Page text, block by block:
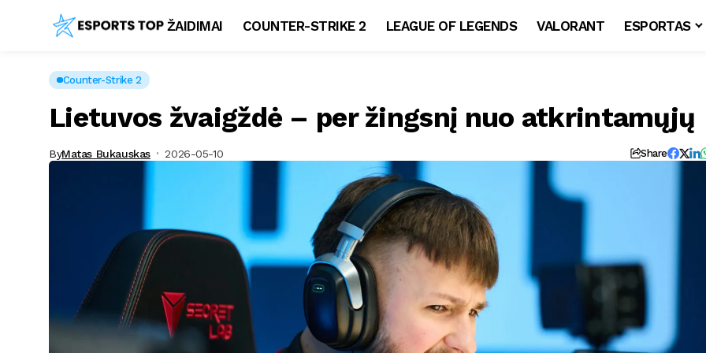
ŽAIDIMAI COUNTER-STRIKE 2 LEAGUE OF LEGENDS VALORANT ESPORTAS
Counter-Strike 2
Lietuvos žvaigždė – per žingsnį nuo atkrintamųjų
ByMatas Bukauskas 2026-05-10 Share